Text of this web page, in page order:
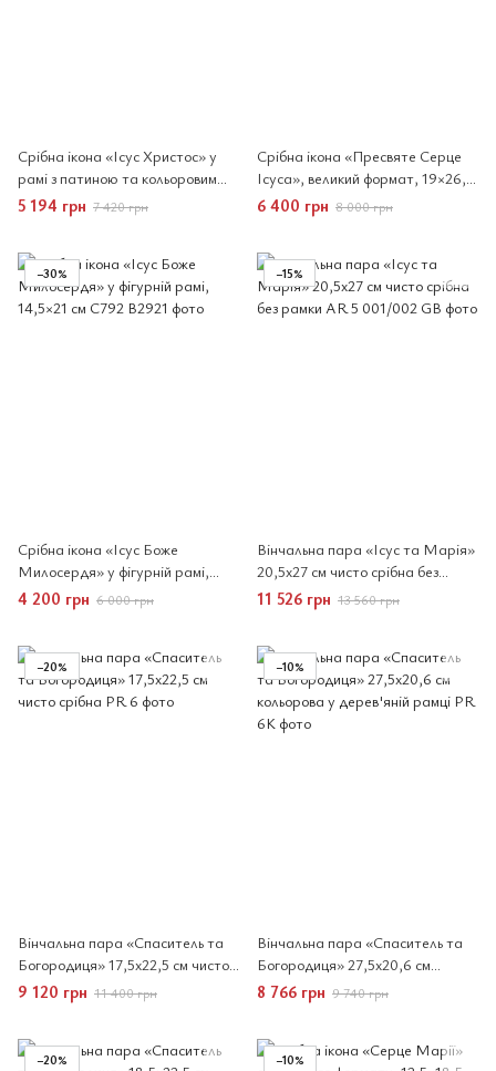
Срібна ікона «Ісус Христос» у
рамі з патиною та кольоровим
акцентом, 35×39 см
5 194 грн 7 420 грн
Срібна ікона «Пресвяте Серце
Ісуса», великий формат, 19×26,5
см
6 400 грн 8 000 грн
−30%
Срібна ікона «Ісус Боже
Милосердя» у фігурній рамі,
14,5×21 см
4 200 грн 6 000 грн
−15%
Вінчальна пара «Ісус та Марія»
20,5x27 см чисто срібна без
рамки
11 526 грн 13 560 грн
−20%
Вінчальна пара «Спаситель та
Богородиця» 17,5x22,5 см чисто
срібна
9 120 грн 11 400 грн
−10%
Вінчальна пара «Спаситель та
Богородиця» 27,5x20,6 см
кольорова у дерев'яній рамці
8 766 грн 9 740 грн
−20% −10%